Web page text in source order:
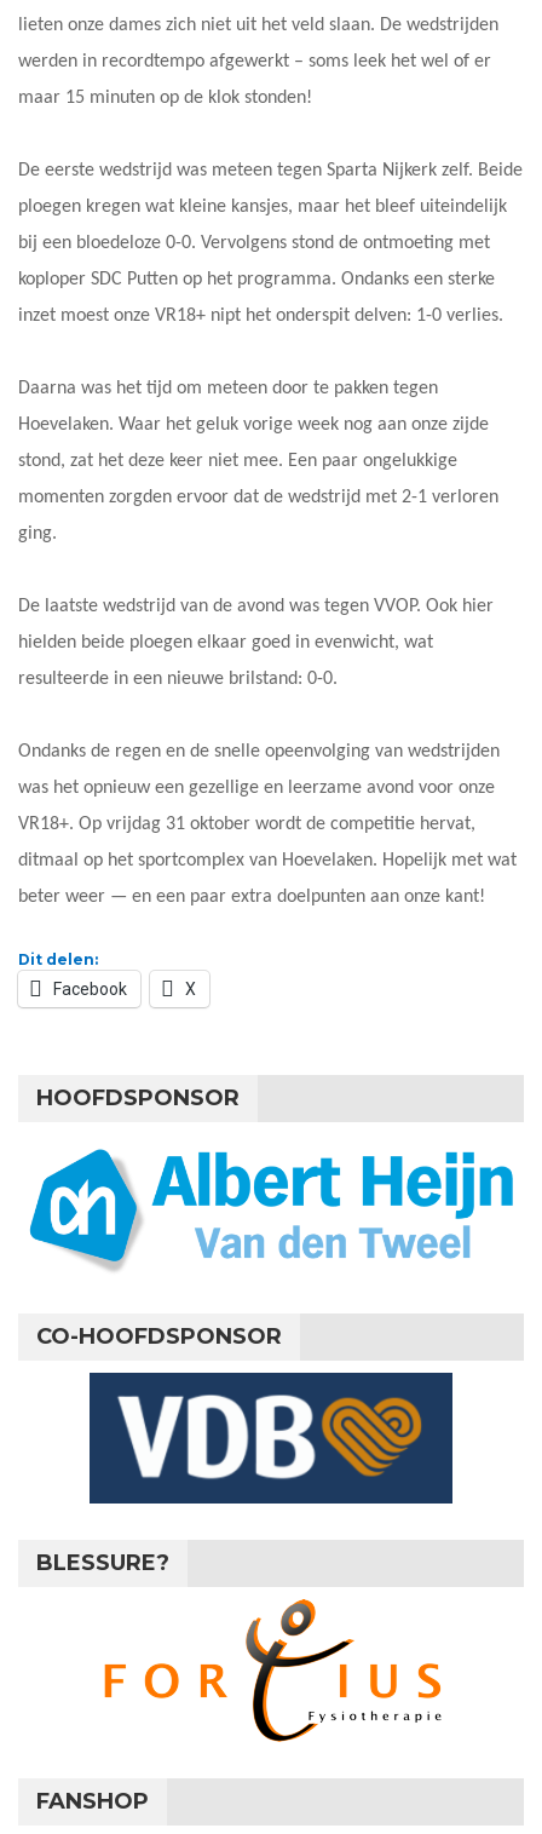
lieten onze dames zich niet uit het veld slaan. De wedstrijden
werden in recordtempo afgewerkt – soms leek het wel of er
maar 15 minuten op de klok stonden!
De eerste wedstrijd was meteen tegen Sparta Nijkerk zelf. Beide
ploegen kregen wat kleine kansjes, maar het bleef uiteindelijk
bij een bloedeloze 0-0. Vervolgens stond de ontmoeting met
koploper SDC Putten op het programma. Ondanks een sterke
inzet moest onze VR18+ nipt het onderspit delven: 1-0 verlies.
Daarna was het tijd om meteen door te pakken tegen
Hoevelaken. Waar het geluk vorige week nog aan onze zijde
stond, zat het deze keer niet mee. Een paar ongelukkige
momenten zorgden ervoor dat de wedstrijd met 2-1 verloren
ging.
De laatste wedstrijd van de avond was tegen VVOP. Ook hier
hielden beide ploegen elkaar goed in evenwicht, wat
resulteerde in een nieuwe brilstand: 0-0.
Ondanks de regen en de snelle opeenvolging van wedstrijden
was het opnieuw een gezellige en leerzame avond voor onze
VR18+. Op vrijdag 31 oktober wordt de competitie hervat,
ditmaal op het sportcomplex van Hoevelaken. Hopelijk met wat
beter weer — en een paar extra doelpunten aan onze kant!
Dit delen:
Facebook X
HOOFDSPONSOR
CO-HOOFDSPONSOR
BLESSURE?
FANSHOP